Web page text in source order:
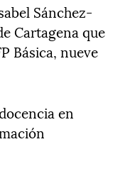
Sánchez-
Cartagena que
Básica, nueve
en